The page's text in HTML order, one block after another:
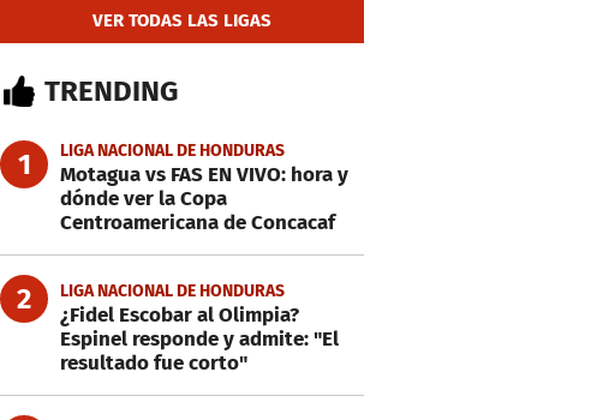
VER TODAS LAS LIGAS
TRENDING
1 LIGA NACIONAL DE HONDURAS
Motagua vs FAS EN VIVO: hora y
dónde ver la Copa
Centroamericana de Concacaf
2 LIGA NACIONAL DE HONDURAS
¿Fidel Escobar al Olimpia?
Espinel responde y admite: "El
resultado fue corto"